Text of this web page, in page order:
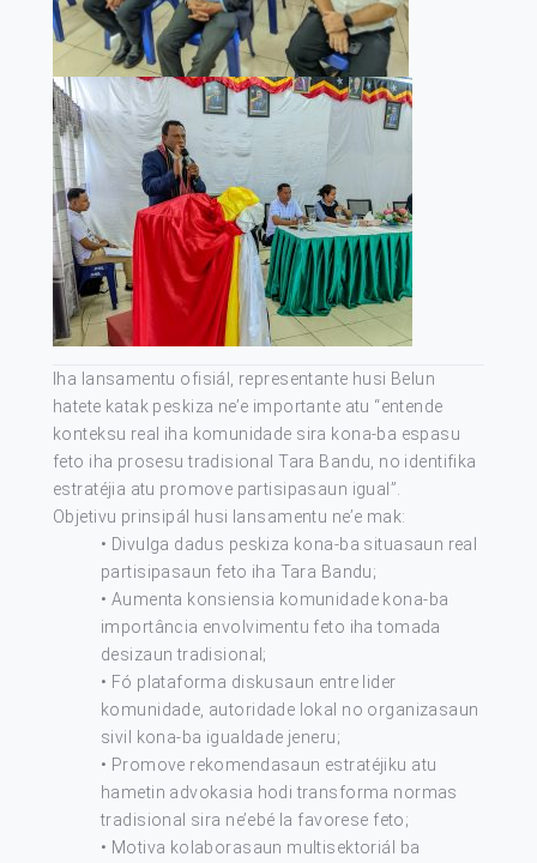
Iha lansamentu ofisiál, representante husi Belun
hatete katak peskiza ne’e importante atu “entende
konteksu real iha komunidade sira kona-ba espasu
feto iha prosesu tradisional Tara Bandu, no identifika
estratéjia atu promove partisipasaun igual”.
Objetivu prinsipál husi lansamentu ne’e mak:
• Divulga dadus peskiza kona-ba situasaun real
partisipasaun feto iha Tara Bandu;
• Aumenta konsiensia komunidade kona-ba
importância envolvimentu feto iha tomada
desizaun tradisional;
• Fó plataforma diskusaun entre lider
komunidade, autoridade lokal no organizasaun
sivil kona-ba igualdade jeneru;
• Promove rekomendasaun estratéjiku atu
hametin advokasia hodi transforma normas
tradisional sira ne’ebé la favorese feto;
• Motiva kolaborasaun multisektoriál ba